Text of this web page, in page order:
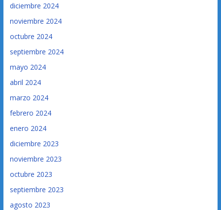
diciembre 2024
noviembre 2024
octubre 2024
septiembre 2024
mayo 2024
abril 2024
marzo 2024
febrero 2024
enero 2024
diciembre 2023
noviembre 2023
octubre 2023
septiembre 2023
agosto 2023